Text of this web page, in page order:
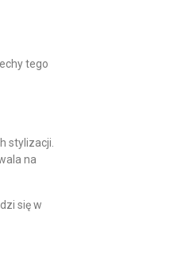
tego
stylizacji.
na
się w